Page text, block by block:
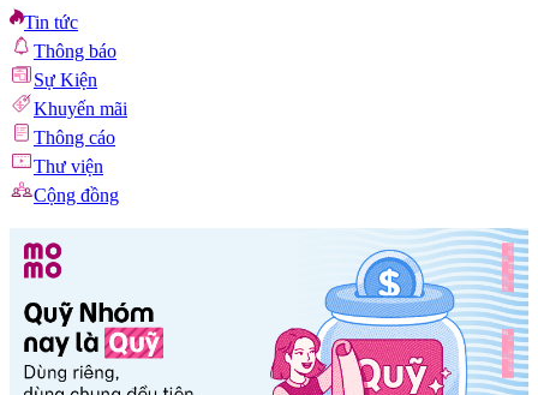
Tin tức
Thông báo
Sự Kiện
Khuyến mãi
Thông cáo
Thư viện
Cộng đồng